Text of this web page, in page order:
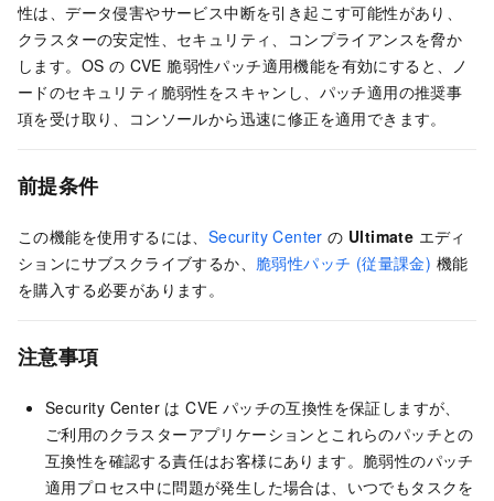
性は、データ侵害やサービス中断を引き起こす可能性があり、
クラスターの安定性、セキュリティ、コンプライアンスを脅か
します。OS の CVE 脆弱性パッチ適用機能を有効にすると、ノ
ードのセキュリティ脆弱性をスキャンし、パッチ適用の推奨事
項を受け取り、コンソールから迅速に修正を適用できます。
前提条件
この機能を使用するには、 Security Center の Ultimate エディ
ションにサブスクライブするか、 脆弱性パッチ (従量課金) 機能
を購入する必要があります。
注意事項
Security Center は CVE パッチの互換性を保証しますが、
ご利用のクラスターアプリケーションとこれらのパッチとの
互換性を確認する責任はお客様にあります。脆弱性のパッチ
適用プロセス中に問題が発生した場合は、いつでもタスクを